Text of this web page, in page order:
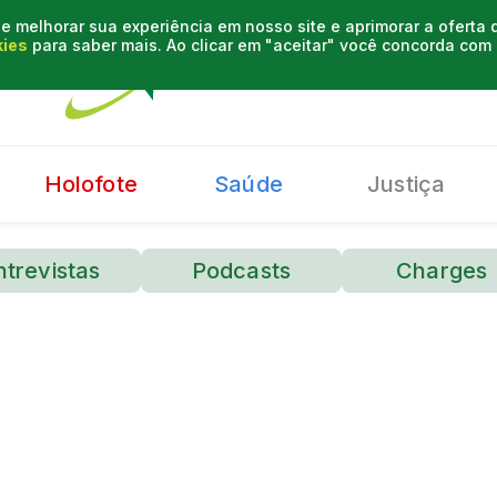
melhorar sua experiência em nosso site e aprimorar a oferta
para saber mais. Ao clicar em "aceitar" você concorda
Holofote Saúde Justiça
Podcasts Charges